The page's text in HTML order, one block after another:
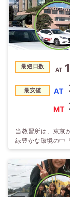
最短日数 AT
最安値 AT
MT
当教習所は、東京
緑豊かな環境の中
が卒業できるよう